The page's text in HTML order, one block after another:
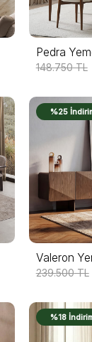
Pedra
148.750TL
%25
Valeron
239.500TL
%18